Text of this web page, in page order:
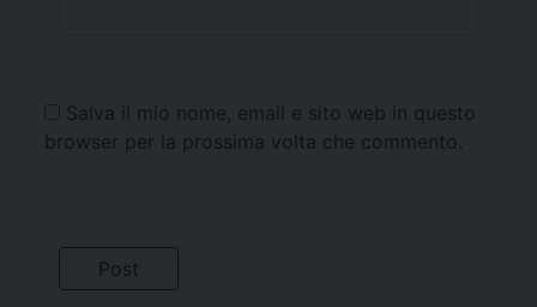
Salva il mio nome, email e sito web in questo
browser per la prossima volta che commento.